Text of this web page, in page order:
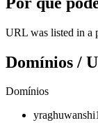
URL was listed in a
Domínios /
Domínios